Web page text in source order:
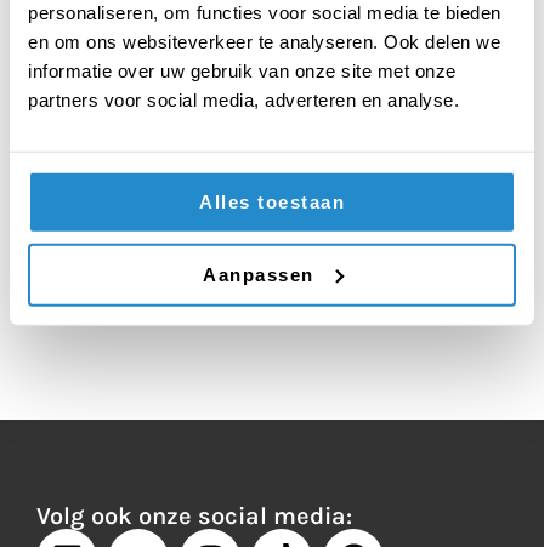
personaliseren, om functies voor social media te bieden
en om ons websiteverkeer te analyseren. Ook delen we
informatie over uw gebruik van onze site met onze
partners voor social media, adverteren en analyse.
Alles toestaan
Aanpassen
Adresgegevens
Keizersgracht 104
1015 CV Amsterdam
+31 (0) 35 625 20 51
Social media
Volg ook onze social media: